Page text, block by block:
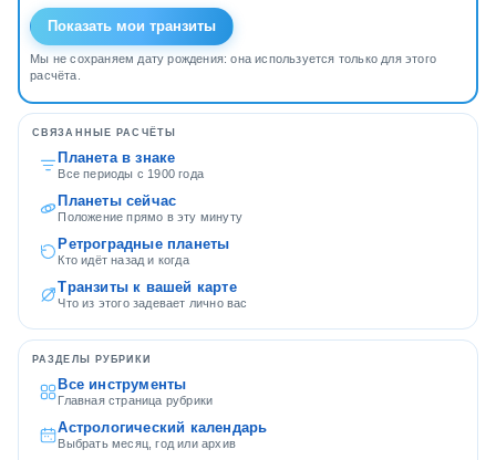
грозного бога войны Ареса
бесстрашный Меркурий
украл его меч.
Показать мои транзиты
Мы не сохраняем дату рождения: она используется только для этого
расчёта.
СВЯЗАННЫЕ РАСЧЁТЫ
Планета в знаке
Все периоды с 1900 года
Планеты сейчас
Положение прямо в эту минуту
Ретроградные планеты
Кто идёт назад и когда
Транзиты к вашей карте
Что из этого задевает лично вас
РАЗДЕЛЫ РУБРИКИ
Все инструменты
Главная страница рубрики
Астрологический календарь
Выбрать месяц, год или архив